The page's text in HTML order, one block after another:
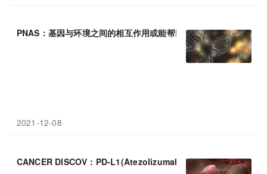
PNAS：基因与环境之间的相互作用或能帮助降低机体患间皮瘤的
2021-12-08
CANCER DISCOV：PD-L1(Atezolizumab)联合VEGF